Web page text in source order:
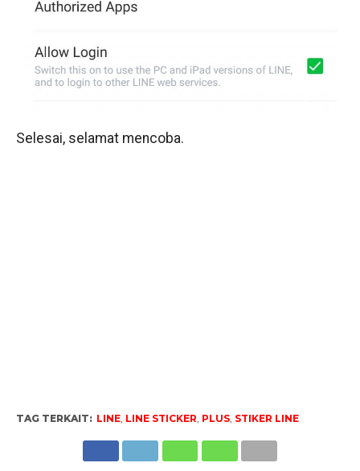
Selesai, selamat mencoba.
TAG TERKAIT: LINE, LINE STICKER, PLUS, STIKER LINE